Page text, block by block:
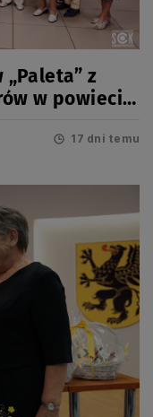
z
w powiecie
17 dni temu